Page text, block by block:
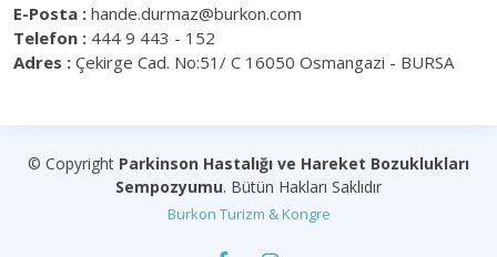
E-Posta : hande.durmaz@burkon.com
Telefon : 444 9 443 - 152
Adres : Çekirge Cad. No:51/ C 16050 Osmangazi - BURSA
© Copyright Parkinson Hastalığı ve Hareket Bozuklukları
Sempozyumu. Bütün Hakları Saklıdır
Burkon Turizm & Kongre